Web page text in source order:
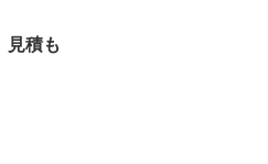
見積も